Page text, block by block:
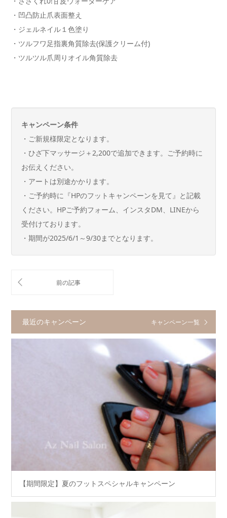
・凹凸防止爪表面整え
・ジェルネイル１色塗り
・ツルフワ足指裏角質除去(保護クリーム付)
・ツルツル爪周りオイル角質除去
キャンペーン条件
・ご新規様限定となります。
・ひざ下マッサージ＋2,200で追加できます。ご予約時に
お伝えください。
・アートは別途かかります。
・ご予約時に『HPのフットキャンペーンを見て』と記載
ください。HPご予約フォーム、インスタDM、LINEから
受付けております。
・期間が2025/6/1～9/30までとなります。
最近のキャンペーン キャンペーン一覧
【期間限定】夏のフットスペシャルキャンペーン